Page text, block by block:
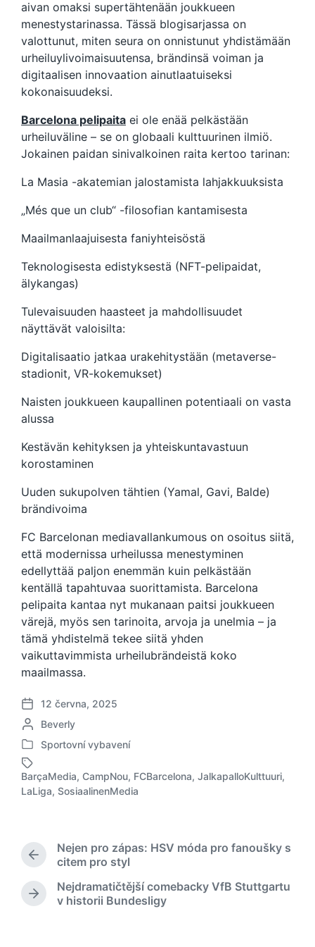
aivan omaksi supertähtenään joukkueen
menestystarinassa. Tässä blogisarjassa on
valottunut, miten seura on onnistunut yhdistämään
urheiluylivoimaisuutensa, brändinsä voiman ja
digitaalisen innovaation ainutlaatuiseksi
kokonaisuudeksi.
Barcelona pelipaita ei ole enää pelkästään
urheiluväline – se on globaali kulttuurinen ilmiö.
Jokainen paidan sinivalkoinen raita kertoo tarinan:
La Masia -akatemian jalostamista lahjakkuuksista
„Més que un club“ -filosofian kantamisesta
Maailmanlaajuisesta faniyhteisöstä
Teknologisesta edistyksestä (NFT-pelipaidat,
älykangas)
Tulevaisuuden haasteet ja mahdollisuudet
näyttävät valoisilta:
Digitalisaatio jatkaa urakehitystään (metaverse-
stadionit, VR-kokemukset)
Naisten joukkueen kaupallinen potentiaali on vasta
alussa
Kestävän kehityksen ja yhteiskuntavastuun
korostaminen
Uuden sukupolven tähtien (Yamal, Gavi, Balde)
brändivoima
FC Barcelonan mediavallankumous on osoitus siitä,
että modernissa urheilussa menestyminen
edellyttää paljon enemmän kuin pelkästään
kentällä tapahtuvaa suorittamista. Barcelona
pelipaita kantaa nyt mukanaan paitsi joukkueen
värejä, myös sen tarinoita, arvoja ja unelmia – ja
tämä yhdistelmä tekee siitä yhden
vaikuttavimmista urheilubrändeistä koko
maailmassa.
D
a
t
u
m
p
p
ě
k
u
12 června, 2025
A
u
o
r
:
Beverly
P
u
b
l
v
n
o
Sportovní vybavení
O
č
e
o
t
BarçaMedia, CampNou, FCBarcelona, JalkapalloKulttuuri,
LaLiga, SosiaalinenMedia
P
e
d
Nejen pro zápas: HSV móda pro fanoušky s
citem pro styl
N
Nejdramatičtější comebacky VfB Stuttgartu
v historii Bundesligy